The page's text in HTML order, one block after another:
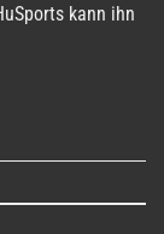
kann ihn